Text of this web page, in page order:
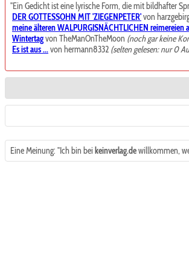
"Ein Gedicht ist eine lyrische Form, die mit bildhafter
DER GOTTESSOHN MIT 'ZIEGENPETER'von
meine älteren WALPURGISNÄCHTLICHEN reimereien
Wintertagvon TheManOnTheMoon (noch gar keine
Es ist aus ...von hermann8332 (selten gelesen: nur 0
Eine Meinung: "Ich bin bei keinverlag.dewillkommen,